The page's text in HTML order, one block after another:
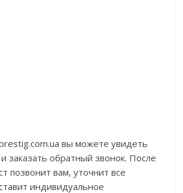
вы можете увидеть
заказать обратный звонок. После
позвонит вам, уточнит все
индивидуальное